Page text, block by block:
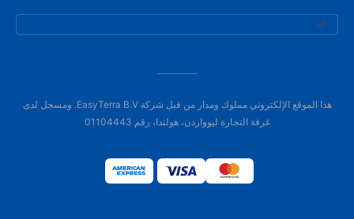
هذا الموقع الإلكتروني مملوك ومدار من قبل شركة EasyTerra B.V. ومسجل لدى
غرفة التجارة ليوواردن، هولندا، رقم 01104443